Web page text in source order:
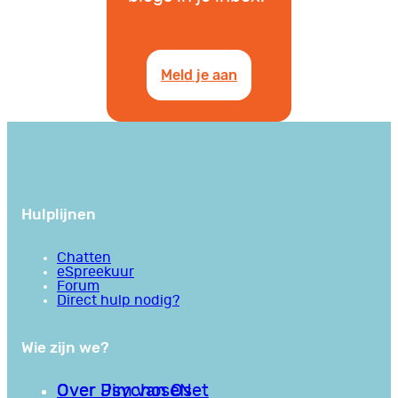
Meld je aan
Hulplijnen
Chatten
eSpreekuur
Forum
Direct hulp nodig?
Wie zijn we?
Over PsychoseNet
Over Jim van Os